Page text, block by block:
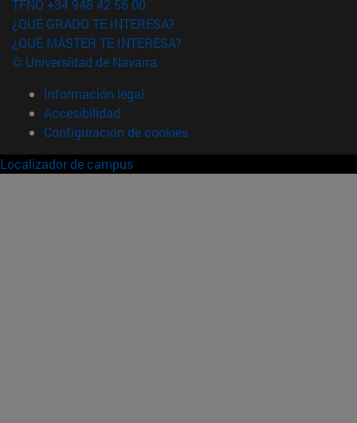
TFNO +34 948 42 56 00
¿QUÉ GRADO TE INTERESA?
¿QUÉ MÁSTER TE INTERESA?
© Universidad de Navarra
Información legal
Accesibilidad
Configuración de cookies
Localizador de campus